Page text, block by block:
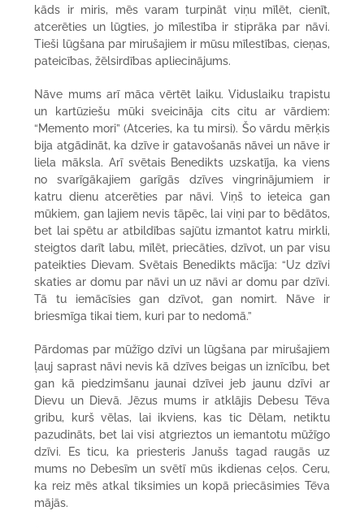
kāds ir miris, mēs varam turpināt viņu mīlēt, cienīt,
atcerēties un lūgties, jo mīlestība ir stiprāka par nāvi.
Tieši lūgšana par mirušajiem ir mūsu mīlestības, cieņas,
pateicības, žēlsirdības apliecinājums.
Nāve mums arī māca vērtēt laiku. Viduslaiku trapistu
un kartūziešu mūki sveicināja cits citu ar vārdiem:
“Memento mori” (Atceries, ka tu mirsi). Šo vārdu mērķis
bija atgādināt, ka dzīve ir gatavošanās nāvei un nāve ir
liela māksla. Arī svētais Benedikts uzskatīja, ka viens
no svarīgākajiem garīgās dzīves vingrinājumiem ir
katru dienu atcerēties par nāvi. Viņš to ieteica gan
mūkiem, gan lajiem nevis tāpēc, lai viņi par to bēdātos,
bet lai spētu ar atbildības sajūtu izmantot katru mirkli,
steigtos darīt labu, mīlēt, priecāties, dzīvot, un par visu
pateikties Dievam. Svētais Benedikts mācīja: “Uz dzīvi
skaties ar domu par nāvi un uz nāvi ar domu par dzīvi.
Tā tu iemācīsies gan dzīvot, gan nomirt. Nāve ir
briesmīga tikai tiem, kuri par to nedomā.”
Pārdomas par mūžīgo dzīvi un lūgšana par mirušajiem
ļauj saprast nāvi nevis kā dzīves beigas un iznīcību, bet
gan kā piedzimšanu jaunai dzīvei jeb jaunu dzīvi ar
Dievu un Dievā. Jēzus mums ir atklājis Debesu Tēva
gribu, kurš vēlas, lai ikviens, kas tic Dēlam, netiktu
pazudināts, bet lai visi atgrieztos un iemantotu mūžīgo
dzīvi. Es ticu, ka priesteris Janušs tagad raugās uz
mums no Debesīm un svētī mūs ikdienas ceļos. Ceru,
ka reiz mēs atkal tiksimies un kopā priecāsimies Tēva
mājās.